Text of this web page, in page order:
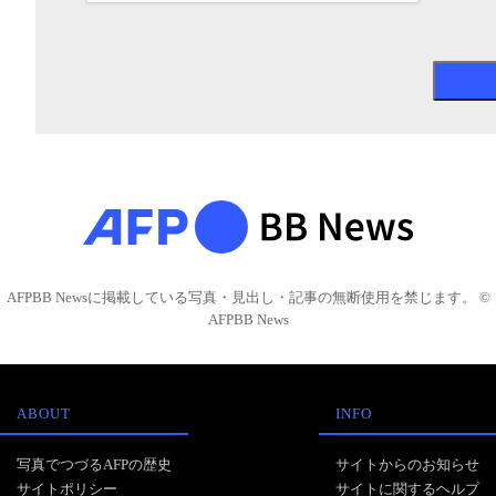
AFPBB Newsに掲載している写真・見出し・記事の無断使用を禁じます。 ©
AFPBB News
ABOUT
写真でつづるAFPの歴史
サイトポリシー
INFO
サイトからのお知らせ
サイトに関するヘルプ